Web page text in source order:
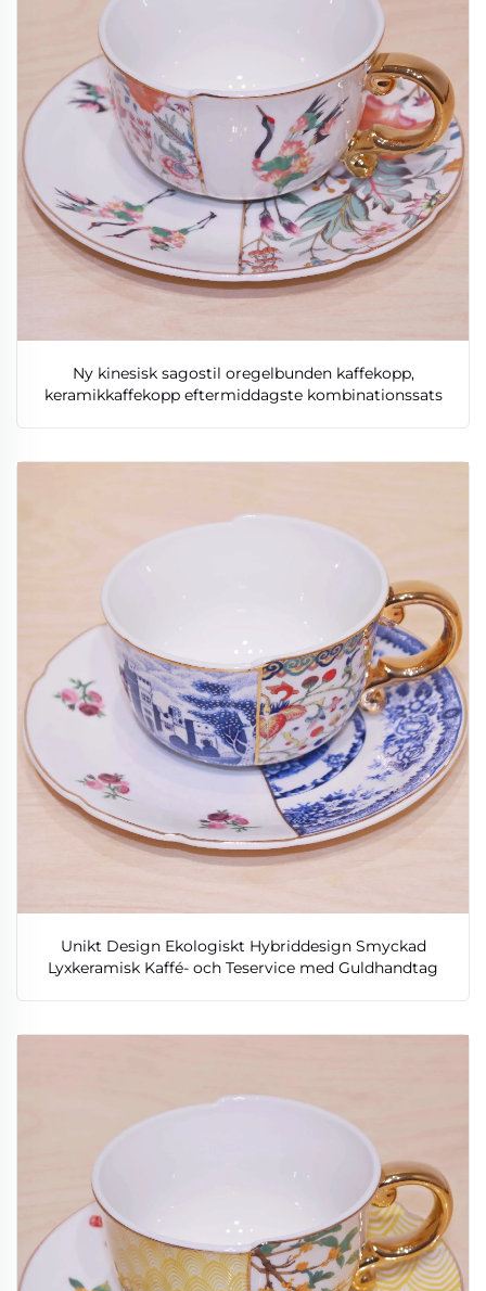
Ny kinesisk sagostil oregelbunden kaffekopp,
keramikkaffekopp eftermiddagste kombinationssats
Unikt Design Ekologiskt Hybriddesign Smyckad
Lyxkeramisk Kaffé- och Teservice med Guldhandtag